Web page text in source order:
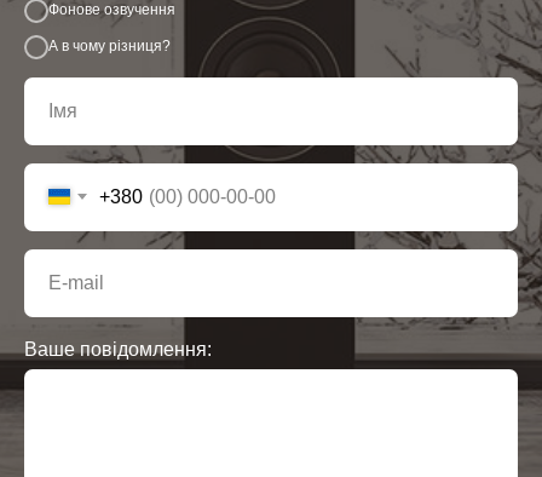
Фонове озвучення
А в чому різниця?
+380
Ваше повідомлення: